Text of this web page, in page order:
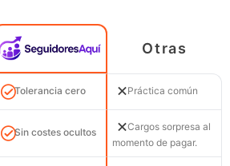
Otras
Tolerancia cero Práctica común
Sin costes ocultos
Cargos sorpresa al
momento de pagar.